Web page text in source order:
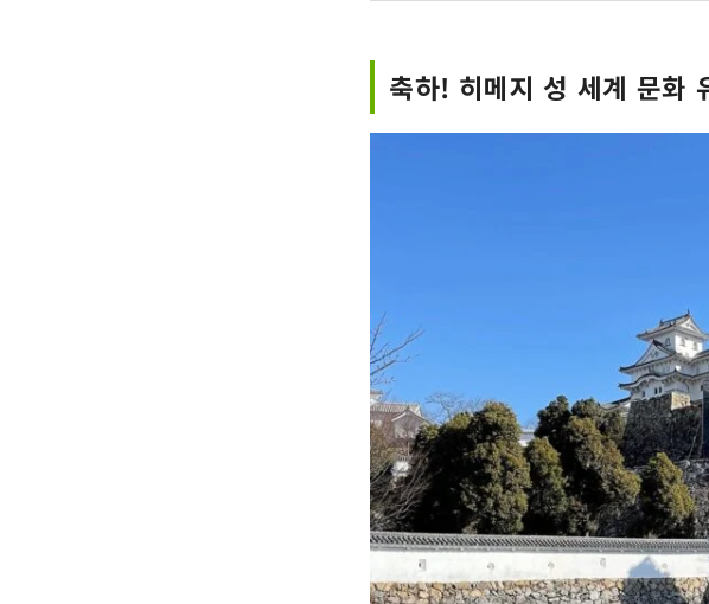
축하! 히메지 성 세계 문화